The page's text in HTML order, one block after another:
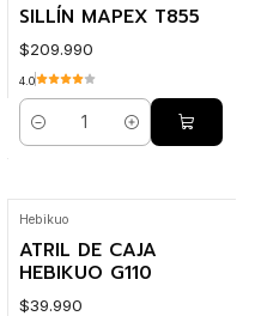
SILLÍN MAPEX T855
$209.990
4.0
Cantidad
Hebikuo
ATRIL DE CAJA
HEBIKUO G110
$39.990